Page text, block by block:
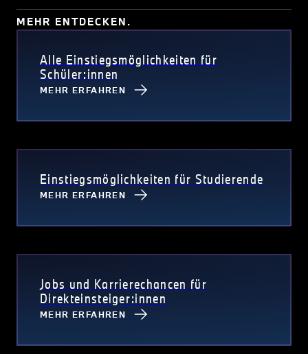
MEHR ENTDECKEN.
Alle Einstiegsmöglichkeiten für
Schüler:innen
MEHR ERFAHREN
Einstiegsmöglichkeiten für Studierende
MEHR ERFAHREN
Jobs und Karrierechancen für
Direkteinsteiger:innen
MEHR ERFAHREN